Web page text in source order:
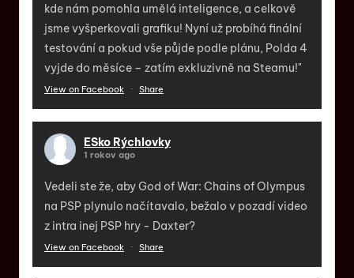
kde nám pomohla umělá inteligence, a celkově
jsme vyšperkovali grafiku! Nyní už probíhá finální
testování a pokud vše půjde podle plánu, Polda 4
vyjde do měsíce – zatím exkluzivně na Steamu!"
View on Facebook · Share
ESko Rýchlovky
1 rokov ago
Vedeli ste že, aby God of War: Chains of Olympus
na PSP plynulo načítavalo, bežalo v pozadí video
z intra inej PSP hry - Daxter?
View on Facebook · Share